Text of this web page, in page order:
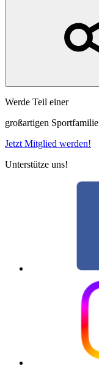
Werde Teil einer
großartigen Sportfamilie
Jetzt Mitglied werden!
Unterstütze uns!